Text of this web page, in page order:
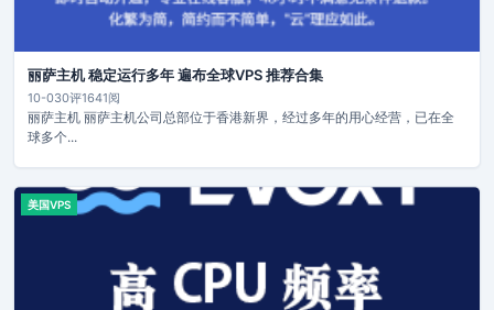
丽萨主机 稳定运行多年 遍布全球VPS 推荐合集
10-030评1641阅
丽萨主机 丽萨主机公司总部位于香港新界，经过多年的用心经营，已在全
球多个...
美国VPS